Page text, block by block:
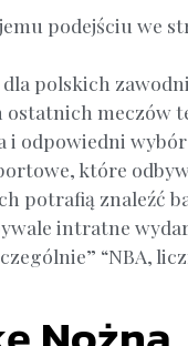
podejściu we
polskich
ostatnich meczów
i odpowiedni
które
potrafią znaleźć
intratne
“NBA,